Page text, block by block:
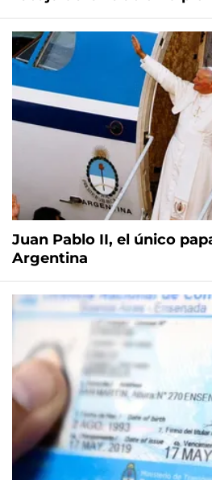
Juan Pablo II, el único
Argentina